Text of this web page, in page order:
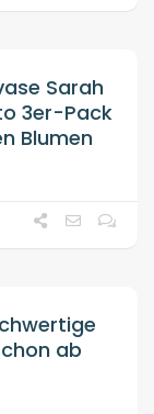
Sarah
3er-Pack
Blumen
ab